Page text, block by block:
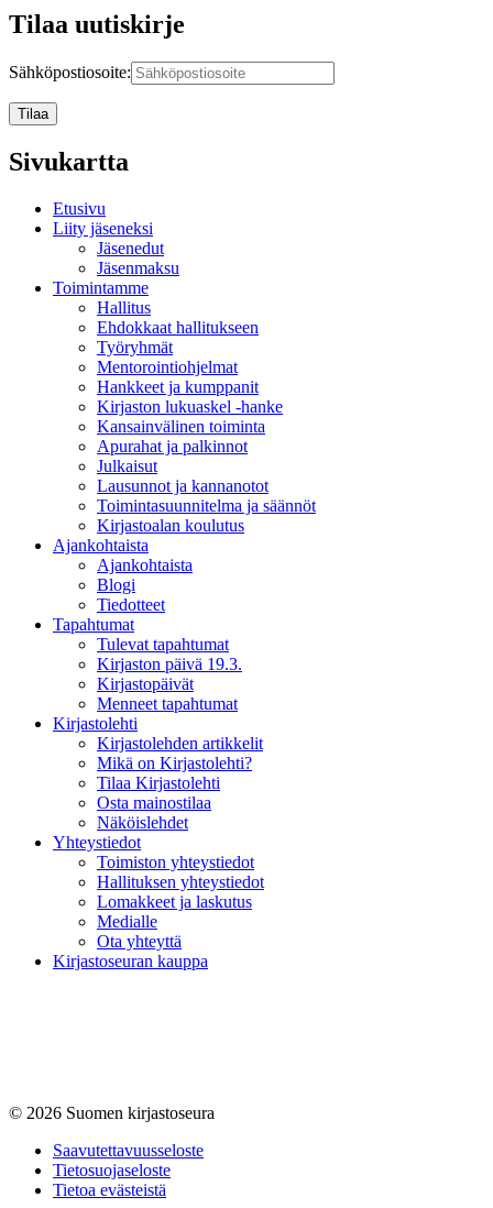
Tilaa uutiskirje
Sähköpostiosoite:
Sivukartta
Etusivu
Liity jäseneksi
Jäsenedut
Jäsenmaksu
Toimintamme
Hallitus
Ehdokkaat hallitukseen
Työryhmät
Mentorointi­ohjelmat
Hankkeet ja kumppanit
Kirjaston lukuaskel -hanke
Kansainvälinen toiminta
Apurahat ja palkinnot
Julkaisut
Lausunnot ja kannanotot
Toimintasuunnitelma ja säännöt
Kirjastoalan koulutus
Ajankohtaista
Ajankohtaista
Blogi
Tiedotteet
Tapahtumat
Tulevat tapahtumat
Kirjaston päivä 19.3.
Kirjastopäivät
Menneet tapahtumat
Kirjastolehti
Kirjastolehden artikkelit
Mikä on Kirjastolehti?
Tilaa Kirjastolehti
Osta mainostilaa
Näköislehdet
Yhteystiedot
Toimiston yhteystiedot
Hallituksen yhteystiedot
Lomakkeet ja laskutus
Medialle
Ota yhteyttä
Kirjastoseuran kauppa
© 2026 Suomen kirjastoseura
Saavutettavuus­seloste
Tietosuojaseloste
Tietoa evästeistä